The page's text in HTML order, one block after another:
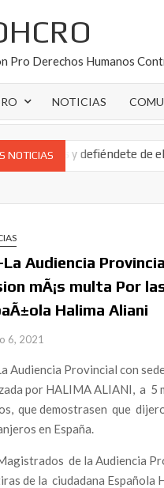
Pro Derechos Humanos
NOTICIAS
NOTICIASde ellos DERECHO
Audiencia
mÃ¡s multa Por
Halima Aliani
6, 2021
Audiencia Provincial con
por HALIMA ALIANI, a 5
que demostrasen que
en España.
de la Audiencia
de la ciudadana Española